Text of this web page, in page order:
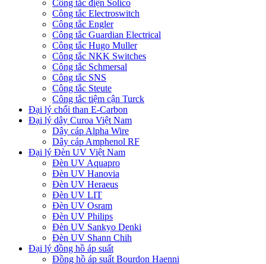
Công tắc điện Solico
Công tắc Electroswitch
Công tắc Engler
Công tắc Guardian Electrical
Công tắc Hugo Muller
Công tắc NKK Switches
Công tắc Schmersal
Công tắc SNS
Công tắc Steute
Công tắc tiệm cận Turck
Đại lý chổi than E-Carbon
Đại lý dây Curoa Việt Nam
Dây cáp Alpha Wire
Dây cáp Amphenol RF
Đại lý Đèn UV Việt Nam
Đèn UV Aquapro
Đèn UV Hanovia
Đèn UV Heraeus
Đèn UV LIT
Đèn UV Osram
Đèn UV Philips
Đèn UV Sankyo Denki
Đèn UV Shann Chih
Đại lý đồng hồ áp suất
Đồng hồ áp suất Bourdon Haenni